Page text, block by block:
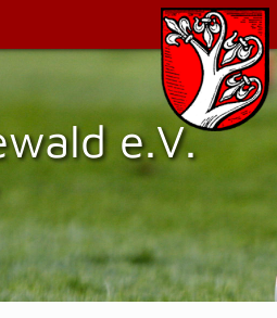
e.V.